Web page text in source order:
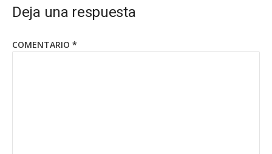
Deja una respuesta
COMENTARIO *